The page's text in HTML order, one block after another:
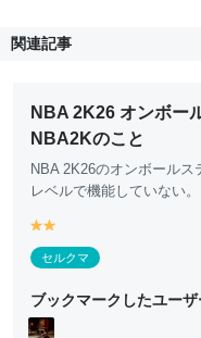
関連記事
NBA 2K26 オンボー
NBA2Kのこと
NBA 2K26のオンボール
レベルで機能していない
y
e
ll
w
e
ll
o
w
セルクマ
ブックマークしたユーザ